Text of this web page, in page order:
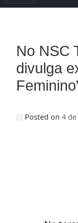
No NSC
divulga
Posted on 4